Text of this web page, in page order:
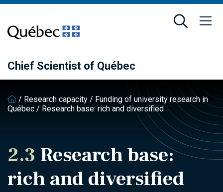
main
content
footer
Chief Scientist of Québec
/ Research capacity / Funding of university research in
Québec / Research base: rich and diversified
2.3 Research base:
rich and diversified